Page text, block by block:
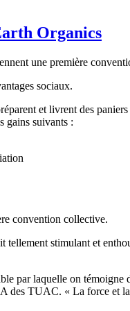
Organics
une première
sociaux.
et livrent des
gains suivants :
convention collective.
stimulant et
par laquelle on témoigne
des TUAC. « La force et